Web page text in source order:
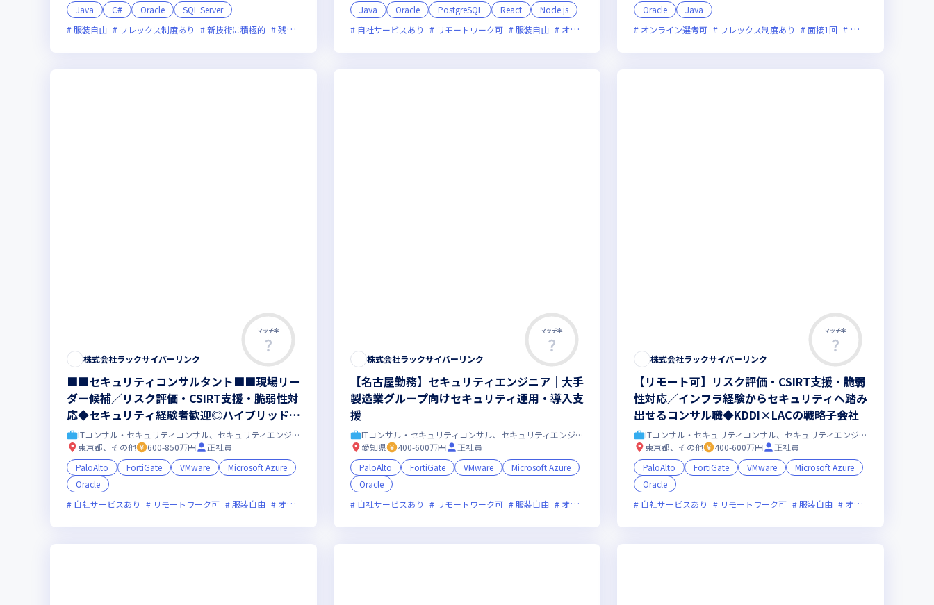
Java
C# Oracle
SQL Server
服装自由
フレックス制度あり 新技術に積極的 残業月20時間未満 女性エンジニアが活躍中
Java
Oracle PostgreSQL React
Node.js
自社サービスあり
リモートワーク可 服装自由 オンライン選考可 新技術に積極的 女性エンジニアが活躍中
Oracle
Java
オンライン選考可
フレックス制度あり 面接1回 残業月20時間未満
マッチ率
株式会社ラックサイバーリンク
■■セキュリティコンサルタント■■現場リー
ダー候補／リスク評価・CSIRT支援・脆弱性対
応◆セキュリティ経験者歓迎◎ハイブリッド勤
務｜株式会社ラックの戦略的事業会社
ITコンサル・セキュリティコンサル、セキュリティエンジニア
東京都、その他
600-850万円
正社員
PaloAlto
FortiGate VMware
Microsoft Azure
Oracle
自社サービスあり
リモートワーク可 服装自由 オンライン選考可 新技術に積極的 残業月20時間未満 グローバル展開 女性エンジニアが活躍中
マッチ率
株式会社ラックサイバーリンク
【名古屋勤務】セキュリティエンジニア｜大手
製造業グループ向けセキュリティ運用・導入支
援
ITコンサル・セキュリティコンサル、セキュリティエンジニア
愛知県
400-600万円
正社員
PaloAlto
FortiGate VMware
Microsoft Azure
Oracle
自社サービスあり
リモートワーク可 服装自由 オンライン選考可 新技術に積極的 ベンチャー企業 残業月20時間未満
マッチ率
株式会社ラックサイバーリンク
【リモート可】リスク評価・CSIRT支援・脆弱
性対応／インフラ経験からセキュリティへ踏み
出せるコンサル職◆KDDI×LACの戦略子会社
ITコンサル・セキュリティコンサル、セキュリティエンジニア
東京都、その他
400-600万円
正社員
PaloAlto
FortiGate VMware
Microsoft Azure
Oracle
自社サービスあり
リモートワーク可 服装自由 オンライン選考可